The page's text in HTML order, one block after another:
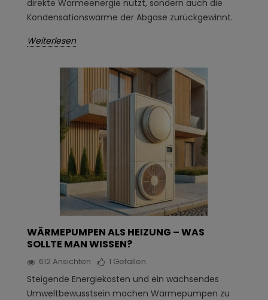
direkte Wärmeenergie nutzt, sondern auch die
Kondensationswärme der Abgase zurückgewinnt.
Weiterlesen
WÄRMEPUMPEN ALS HEIZUNG – WAS
SOLLTE MAN WISSEN?
612 Ansichten 1 Gefallen
Steigende Energiekosten und ein wachsendes
Umweltbewusstsein machen Wärmepumpen zu